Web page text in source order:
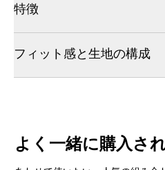
特徴
フィット感と生地の構成
よく一緒に購入さ